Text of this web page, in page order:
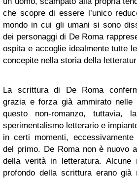
che scopre di essere l’unico
mondo in cui gli umani si sono
dei personaggi di De Roma
ospita e accoglie idealmente tutte
concepite nella storia della
La scrittura di De Roma
grazia e forza già ammirato nelle
questo non-romanzo, tuttavia,
sperimentalismo letterario e
in certi momenti,
del primo. De Roma non è nuovo
della verità in letteratura. Alcune
profondo della scrittura erano già